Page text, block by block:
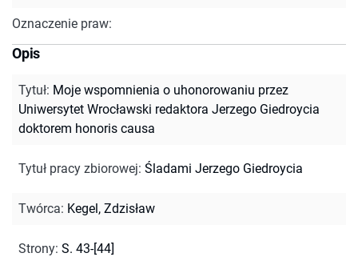
Oznaczenie praw:
Opis
Tytuł: Moje wspomnienia o uhonorowaniu przez
Uniwersytet Wrocławski redaktora Jerzego Giedroycia
doktorem honoris causa
Tytuł pracy zbiorowej: Śladami Jerzego Giedroycia
Twórca: Kegel, Zdzisław
Strony: S. 43-[44]